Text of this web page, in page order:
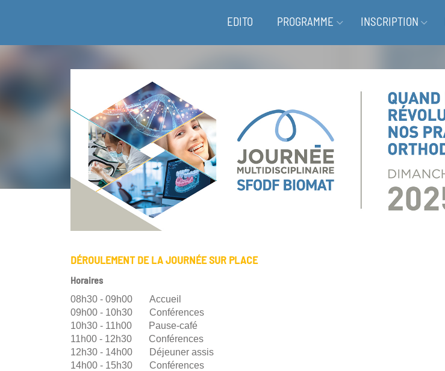
EDITO PROGRAMME INSCRIPTION
DÉROULEMENT DE LA JOURNÉE SUR PLACE
Horaires
08h30 - 09h00 Accueil
09h00 - 10h30 Conférences
10h30 - 11h00 Pause-café
11h00 - 12h30 Conférences
12h30 - 14h00 Déjeuner assis
14h00 - 15h30
Conférences